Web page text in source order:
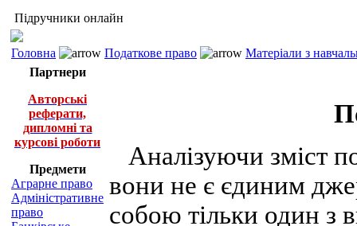
Підручники онлайн
Головна Податкове право
Матеріали з
Партнери
Авторські
реферати,
дипломні та
курсові роботи
Предмети
Аграрне право
Адміністративне
право
Аналізуючи зміст
вони не є єдиним
собою тільки один з